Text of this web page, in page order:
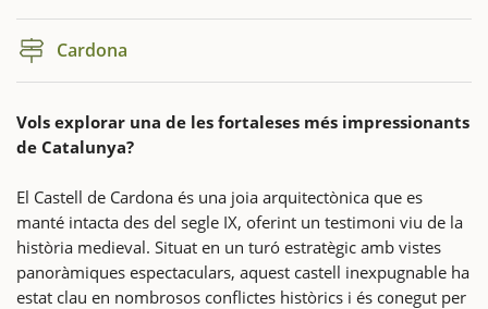
Cardona
Vols explorar una de les fortaleses més impressionants
de Catalunya?
El Castell de Cardona és una joia arquitectònica que es
manté intacta des del segle IX, oferint un testimoni viu de la
història medieval. Situat en un turó estratègic amb vistes
panoràmiques espectaculars, aquest castell inexpugnable ha
estat clau en nombrosos conflictes històrics i és conegut per